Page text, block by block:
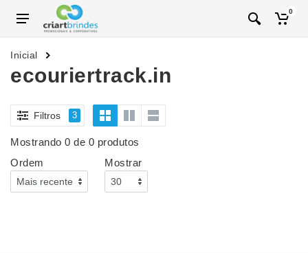
0
Inicial
ecouriertrack.in
Filtros 3
Mostrando 0 de 0 produtos
Ordem
Mostrar